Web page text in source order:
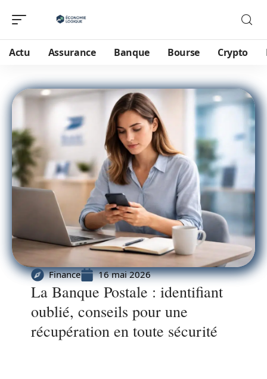
Actu Assurance Banque Bourse Crypto
Finance 16 mai 2026
La Banque Postale : identifiant
oublié, conseils pour une
récupération en toute sécurité